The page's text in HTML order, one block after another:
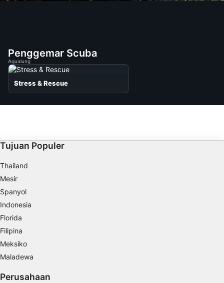
Penggemar Scuba
Aqualung
Stress & Rescue
Tujuan Populer
Thailand
Mesir
Spanyol
Indonesia
Florida
Filipina
Meksiko
Maladewa
Perusahaan